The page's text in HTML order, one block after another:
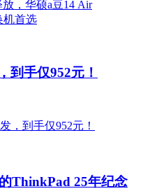
到手仅952元！
ThinkPad 25年纪念